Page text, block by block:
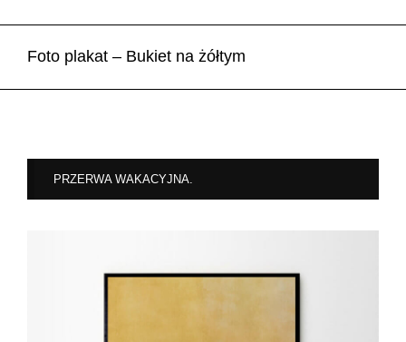
Foto plakat – Bukiet na żółtym
PRZERWA WAKACYJNA.